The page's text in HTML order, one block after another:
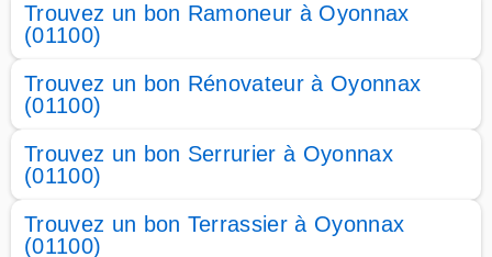
Trouvez un bon Ramoneur à Oyonnax
(01100)
Trouvez un bon Rénovateur à Oyonnax
(01100)
Trouvez un bon Serrurier à Oyonnax
(01100)
Trouvez un bon Terrassier à Oyonnax
(01100)